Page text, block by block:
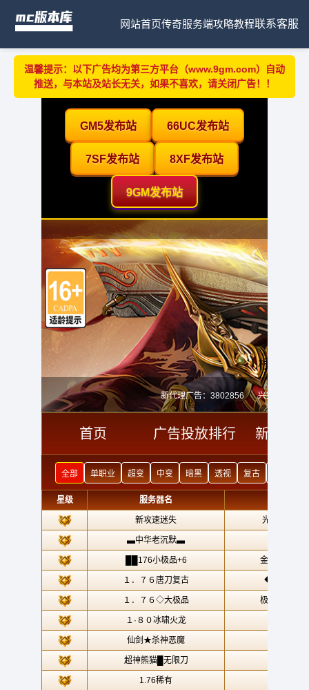
网站首页传奇服务端攻略教程联系客服
温馨提示：以下广告均为第三方平台（www.9gm.com）自动
推送，与本站及站长无关，如果不喜欢，请关闭广告！！